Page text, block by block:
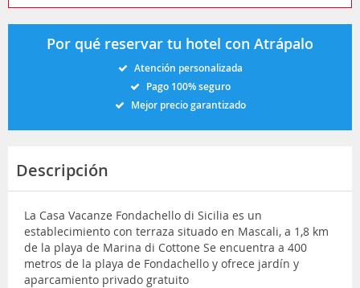
Por qué reservar tu hotel con Atrápalo
Atención personalizada
Pago 100% seguro
Mejor precio garantizado
Descripción
La Casa Vacanze Fondachello di Sicilia es un
establecimiento con terraza situado en Mascali, a 1,8 km
de la playa de Marina di Cottone Se encuentra a 400
metros de la playa de Fondachello y ofrece jardín y
aparcamiento privado gratuito